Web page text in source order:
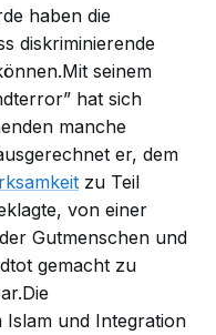
haben die
diskriminierende
seinem
hat sich
manche
er, dem
zu Teil
von einer
Gutmenschen und
gemacht zu
Islam und Integration